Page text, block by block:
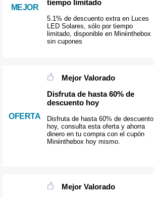
MEJOR
tiempo limitado
5.1% de descuento extra en Luces
LED Solares, sólo por tiempo
limitado, disponible en Miniinthebox
sin cupones
OFERTA
Mejor Valorado
Disfruta de hasta 60% de
descuento hoy
Disfruta de hasta 60% de descuento
hoy, consulta esta oferta y ahorra
dinero en tu compra con el cupón
Miniinthebox hoy mismo.
Mejor Valorado